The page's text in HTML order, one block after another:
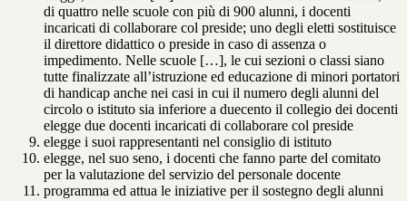
di quattro nelle scuole con più di 900 alunni, i docenti
incaricati di collaborare col preside; uno degli eletti sostituisce
il direttore didattico o preside in caso di assenza o
impedimento. Nelle scuole […], le cui sezioni o classi siano
tutte finalizzate all’istruzione ed educazione di minori portatori
di handicap anche nei casi in cui il numero degli alunni del
circolo o istituto sia inferiore a duecento il collegio dei docenti
elegge due docenti incaricati di collaborare col preside
elegge i suoi rappresentanti nel consiglio di istituto
elegge, nel suo seno, i docenti che fanno parte del comitato
per la valutazione del servizio del personale docente
programma ed attua le iniziative per il sostegno degli alunni